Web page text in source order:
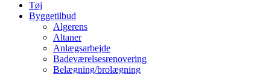
Tøj
Byggetilbud
Algerens
Altaner
Anlægsarbejde
Badeværelsesrenovering
Belægning/brolægning